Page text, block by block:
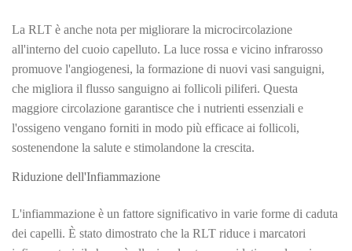
La RLT è anche nota per migliorare la microcircolazione
all'interno del cuoio capelluto. La luce rossa e vicino infrarosso
promuove l'angiogenesi, la formazione di nuovi vasi sanguigni,
che migliora il flusso sanguigno ai follicoli piliferi. Questa
maggiore circolazione garantisce che i nutrienti essenziali e
l'ossigeno vengano forniti in modo più efficace ai follicoli,
sostenendone la salute e stimolandone la crescita.
Riduzione dell'Infiammazione
L'infiammazione è un fattore significativo in varie forme di caduta
dei capelli. È stato dimostrato che la RLT riduce i marcatori